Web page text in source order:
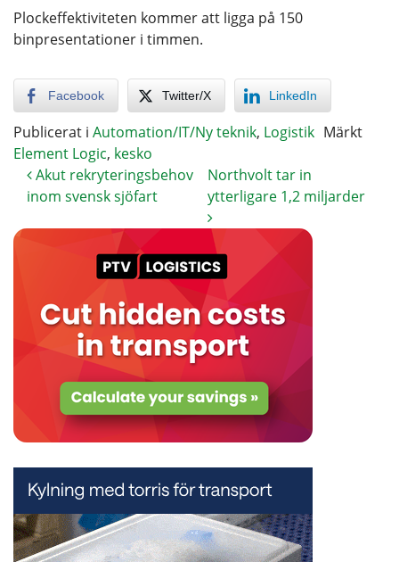
Plockeffektiviteten kommer att ligga på 150
binpresentationer i timmen.
Facebook Twitter/X LinkedIn
Publicerat i Automation/IT/Ny teknik, Logistik Märkt
Element Logic, kesko
Akut rekryteringsbehov
inom svensk sjöfart
Northvolt tar in
ytterligare 1,2 miljarder